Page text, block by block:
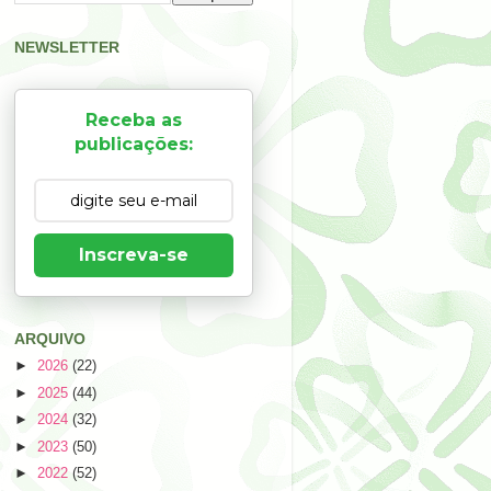
NEWSLETTER
Receba as
publicações:
Inscreva-se
ARQUIVO
► 2026 (22)
► 2025 (44)
► 2024 (32)
► 2023 (50)
► 2022 (52)